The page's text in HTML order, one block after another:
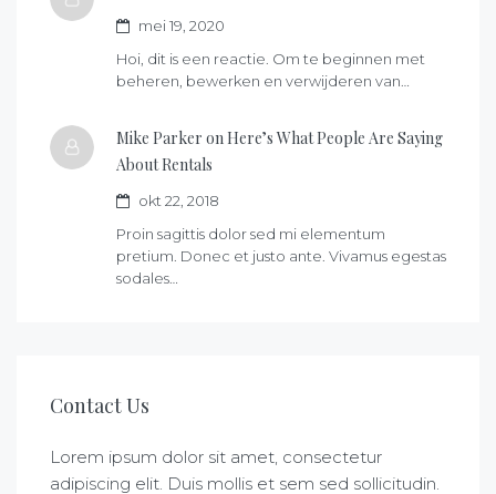
mei 19, 2020
Hoi, dit is een reactie. Om te beginnen met
beheren, bewerken en verwijderen van…
Mike Parker onHere’s What People Are Saying
About Rentals
okt 22, 2018
Proin sagittis dolor sed mi elementum
pretium. Donec et justo ante. Vivamus egestas
sodales…
Contact Us
Lorem ipsum dolor sit amet, consectetur
adipiscing elit. Duis mollis et sem sed sollicitudin.